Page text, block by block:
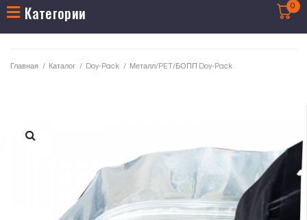
Категории 0
Главная / Каталог / Doy-Pack / Металл/PET/БОПП Doy-Pack